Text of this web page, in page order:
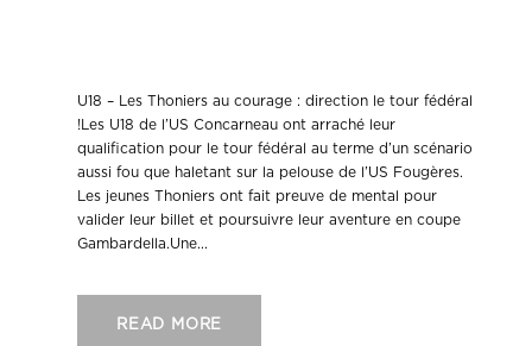
U18 – Les Thoniers au courage : direction le tour fédéral
!Les U18 de l’US Concarneau ont arraché leur
qualification pour le tour fédéral au terme d’un scénario
aussi fou que haletant sur la pelouse de l’US Fougères.
Les jeunes Thoniers ont fait preuve de mental pour
valider leur billet et poursuivre leur aventure en coupe
Gambardella.Une...
READ MORE